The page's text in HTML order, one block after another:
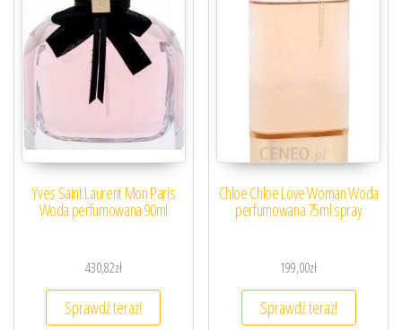
Yves Saint Laurent Mon Paris
Woda perfumowana 90ml
430,82zł
Sprawdź teraz!
Chloe Chloe Love Woman Woda
perfumowana 75ml spray
199,00zł
Sprawdź teraz!